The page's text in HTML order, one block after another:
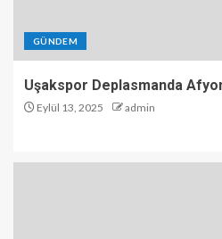
GÜNDEM
Uşakspor Deplasmanda
Eylül 13, 2025 admin